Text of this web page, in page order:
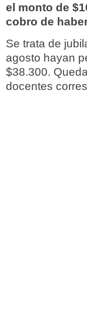
el monto de
cobro de
Se trata de
agosto hayan
$38.300.
docentes